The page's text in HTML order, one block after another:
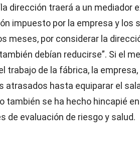
dirección traerá a un mediador
impuesto por la empresa y los
meses, por considerar la
debían reducirse”. Si el
trabajo de la fábrica, la
atrasados hasta equiparar el
también se ha hecho hincapié
de evaluación de riesgo y salud.